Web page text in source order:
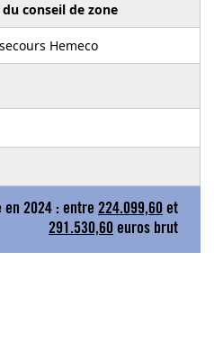
conseil de zone
Hemeco
en 2024 : entre 224.099,60 et
291.530,60 euros brut